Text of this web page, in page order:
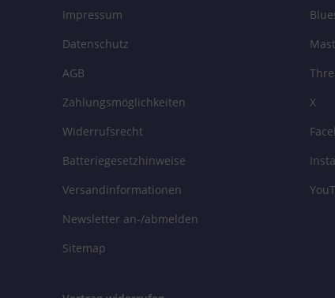
Impressum
Datenschutz
AGB
Zahlungsmöglichkeiten
Widerrufsrecht
Batteriegesetzhinweise
Versandinformationen
Newsletter an-/abmelden
Sitemap
X